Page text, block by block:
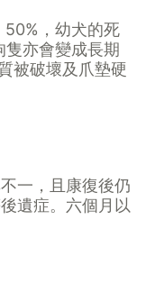
50%，幼犬的死
亦會變成長期
被破壞及爪墊硬
一，且康復後仍
遺症。六個月以